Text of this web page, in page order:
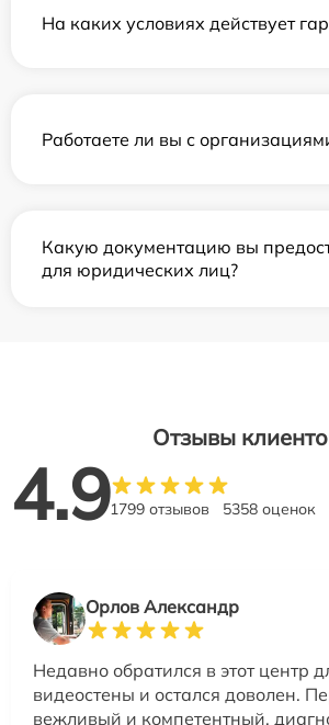
На каких условиях действует
Работаете ли вы с
Какую документацию вы
для юридических лиц?
Отзывы
4.91799 отзывов 5358 оценок
Орлов Александр
Недавно обратился в этот центр
видеостены и остался доволен.
вежливый и компетентный,